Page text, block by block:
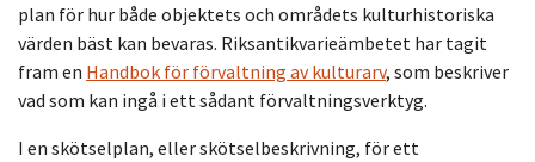
plan för hur både objektets och områdets kulturhistoriska
värden bäst kan bevaras. Riksantikvarieämbetet har tagit
fram en Handbok för förvaltning av kulturarv, som beskriver
vad som kan ingå i ett sådant förvaltningsverktyg.
I en skötselplan, eller skötselbeskrivning, för ett